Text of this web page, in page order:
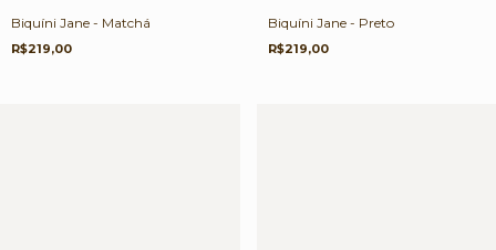
Biquíni Jane - Matchá
R$219,00
Biquíni Jane - Preto
R$219,00